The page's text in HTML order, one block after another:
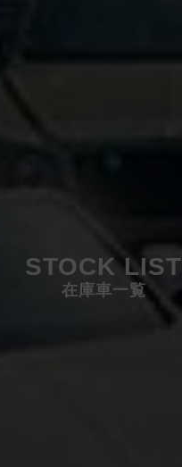
STOCK LIST
在庫車一覧